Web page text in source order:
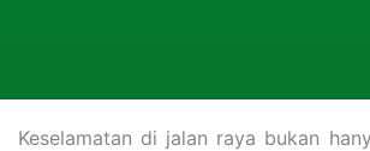
Keselamatan di jalan raya bukan